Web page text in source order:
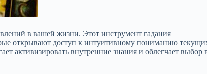
в вашей жизни. Этот инструмент гадания
открывают доступ к интуитивному пониманию
активизировать внутренние знания и облегчает выбор в